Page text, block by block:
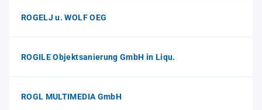
ROGELJ u. WOLF OEG
ROGILE Objektsanierung GmbH in Liqu.
ROGL MULTIMEDIA GmbH